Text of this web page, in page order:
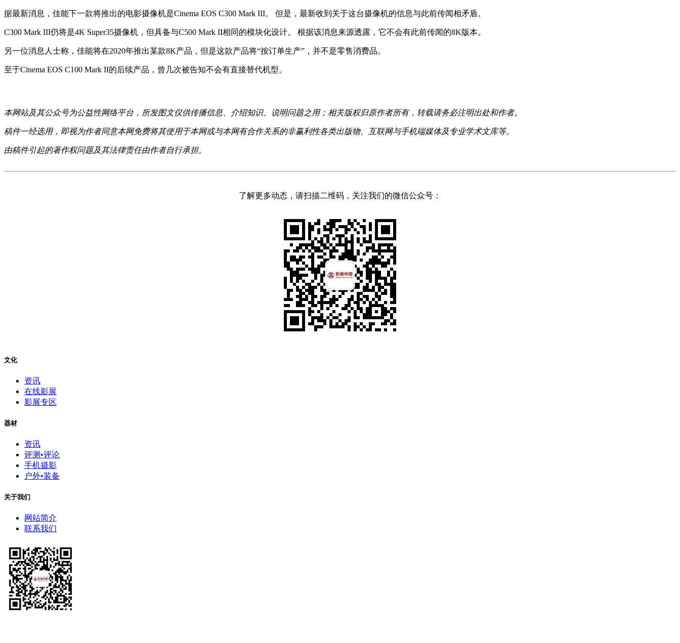
据最新消息，佳能下一款将推出的电影摄像机是Cinema EOS C300 Mark III。 但是，最新收到关于这台摄像机的信息与此前传闻相矛盾。
C300 Mark III仍将是4K Super35摄像机，但具备与C500 Mark II相同的模块化设计。 根据该消息来源透露，它不会有此前传闻的8K版本。
另一位消息人士称，佳能将在2020年推出某款8K产品，但是这款产品将“按订单生产”，并不是零售消费品。
至于Cinema EOS C100 Mark II的后续产品，曾几次被告知不会有直接替代机型。
本网站及其公众号为公益性网络平台，所发图文仅供传播信息、介绍知识、说明问题之用；相关版权归原作者所有，转载请务必注明出处和作者。
稿件一经选用，即视为作者同意本网免费将其使用于本网或与本网有合作关系的非赢利性各类出版物、互联网与手机端媒体及专业学术文库等。
由稿件引起的著作权问题及其法律责任由作者自行承担。
了解更多动态，请扫描二维码，关注我们的微信公众号：
文化
资讯
在线影展
影展专区
器材
资讯
评测•评论
手机摄影
户外•装备
关于我们
网站简介
联系我们